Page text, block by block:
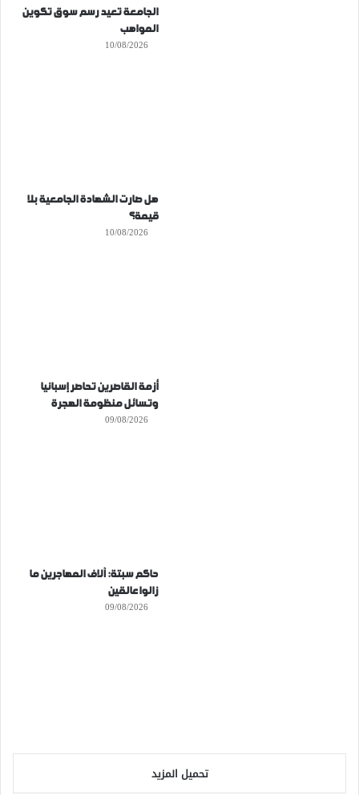
الجامعة تعيد رسم سوق تكوين
المواهب
10/08/2026
هل صارت الشهادة الجامعية بلا
قيمة؟
10/08/2026
أزمة القاصرين تحاصر إسبانيا
وتسائل منظومة الهجرة
09/08/2026
حاكم سبتة: آلاف المهاجرين ما
زالوا عالقين
09/08/2026
تحميل المزيد